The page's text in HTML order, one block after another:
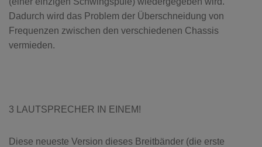
Dadurch wird das Problem der Überschneidung von
Frequenzen zwischen den verschiedenen Chassis
vermieden.
3 LAUTSPRECHER IN EINEM!
Diese neueste Version dieses Breitbänder (die erste